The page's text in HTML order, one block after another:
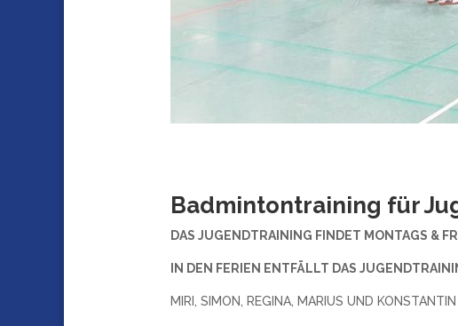
Badmintontraining für
DAS JUGENDTRAINING FINDET MONTAGS &
IN DEN FERIEN ENTFÄLLT DAS
MIRI, SIMON, REGINA, MARIUS UND